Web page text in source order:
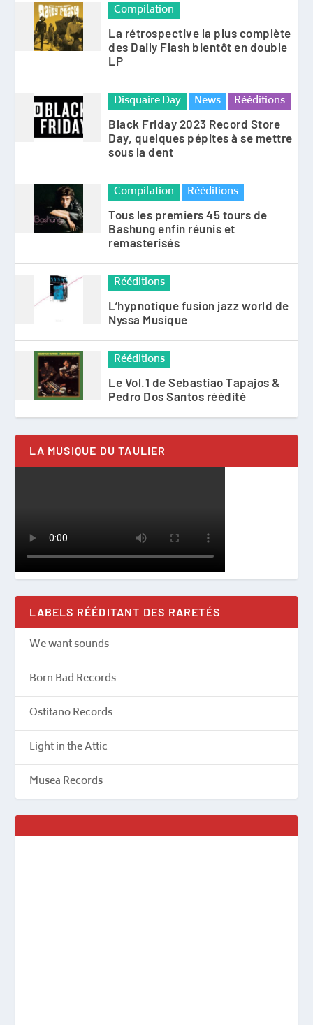
Compilation
La rétrospective la plus complète
des Daily Flash bientôt en double
LP
Disquaire Day News Rééditions
Black Friday 2023 Record Store
Day, quelques pépites à se mettre
sous la dent
Compilation Rééditions
Tous les premiers 45 tours de
Bashung enfin réunis et
remasterisés
Rééditions
L’hypnotique fusion jazz world de
Nyssa Musique
Rééditions
Le Vol.1 de Sebastiao Tapajos &
Pedro Dos Santos réédité
LA MUSIQUE DU TAULIER
LABELS RÉÉDITANT DES RARETÉS
We want sounds
Born Bad Records
Ostitano Records
Light in the Attic
Musea Records